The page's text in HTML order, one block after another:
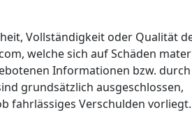
Vollständigkeit oder Qualität
welche sich auf Schäden
Informationen bzw.
grundsätzlich ausgeschlossen,
fahrlässiges Verschulden vorliegt.